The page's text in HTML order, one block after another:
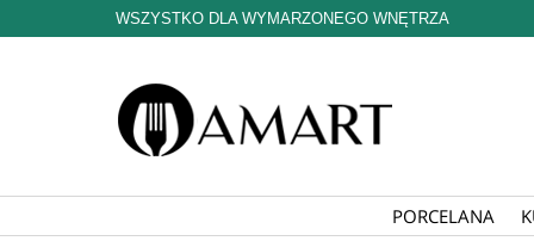
WSZYSTKO DLA WYMARZONEGO WNĘTRZA
PORCELANA